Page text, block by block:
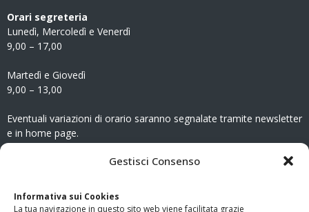
Gestisci Consenso
Informativa sui Cookies
La tua navigazione in questo sito web viene facilitata grazie
Orari segreteria
Lunedì, Mercoledì e Venerdì
9,00 – 17,00
Martedì e Giovedì
9,00 – 13,00
Eventuali variazioni di orario saranno segnalate tramite newsletter
e in home page.